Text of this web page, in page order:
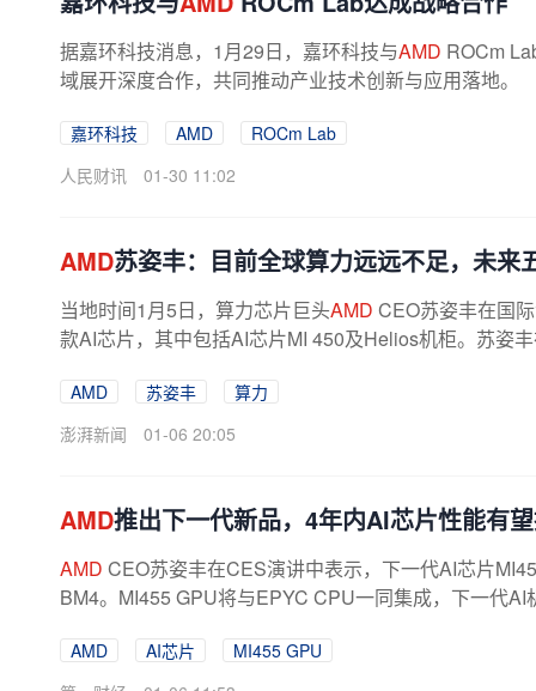
据嘉环科技消息，1月29日，嘉环科技与AMD ROCm
域展开深度合作，共同推动产业技术创新与应用落地。
嘉环科技 AMD
ROCm Lab
人民财讯
01-30 11:02
AMD苏姿丰：目前全球算力远远不足，未来
当地时间1月5日，算力芯片巨头AMD CEO苏姿丰在国
款AI芯片，其中包括AI芯片MI 450及Helios机柜。苏姿
AMD 苏姿丰
算力
澎湃新闻
01-06 20:05
AMD推出下一代新品，4年内AI芯片性能有
AMD CEO苏姿丰在CES演讲中表示，下一代AI芯片
BM4。MI455 GPU将与EPYC CPU一同集成，下一代
AMD AI芯片
MI455 GPU